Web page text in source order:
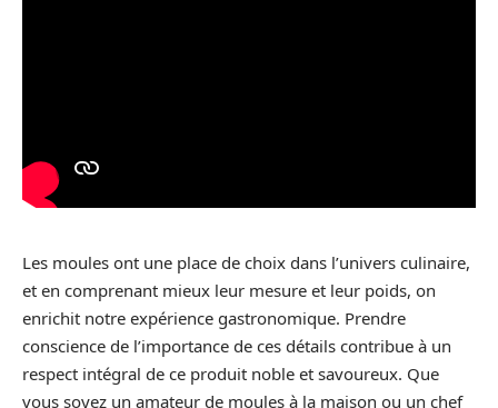
Les moules ont une place de choix dans l’univers culinaire,
et en comprenant mieux leur mesure et leur poids, on
enrichit notre expérience gastronomique. Prendre
conscience de l’importance de ces détails contribue à un
respect intégral de ce produit noble et savoureux. Que
vous soyez un amateur de moules à la maison ou un chef